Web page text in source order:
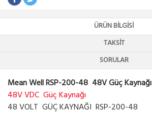
ÜRÜN BILGISI
TAKSIT
SORULAR
Mean Well RSP-200-48 48V Güç Kaynağı
48V VDC Güç Kaynağı
48 VOLT GÜÇ KAYNAĞI RSP-200-48